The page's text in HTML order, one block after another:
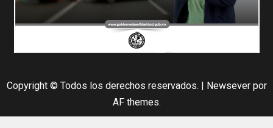
Copyright © Todos los derechos reservados. | Newseverpor
AF themes.